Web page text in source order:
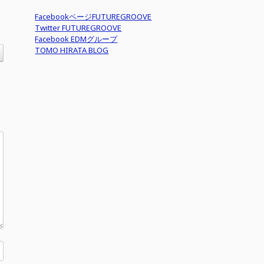
FacebookページFUTUREGROOVE
Twitter FUTUREGROOVE
Facebook EDMグループ
TOMO HIRATA BLOG